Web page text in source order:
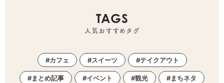
TAGS
人気おすすめタグ
カフェ スイーツ テイクアウト
まとめ記事 イベント 観光 まちネタ